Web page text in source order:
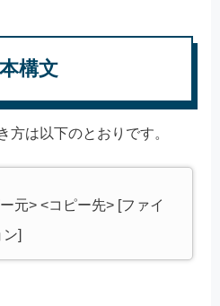
構文
方は以下のとおりです。
元> <コピー先> [ファイ
]